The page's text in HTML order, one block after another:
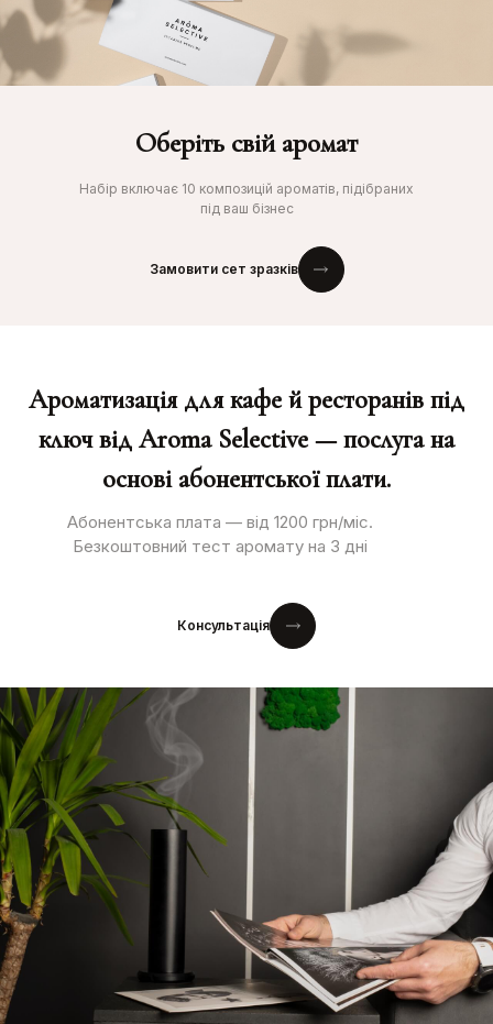
Оберіть свій аромат
Набір включає 10 композицій ароматів, підібраних
під ваш бізнес
Замовити сет зразків
Ароматизація для кафе й ресторанів під
ключ від Aroma Selective — послуга на
основі абонентської плати.
Абонентська плата — від 1200 грн/міс.
Безкоштовний тест аромату на 3 дні
Консультація